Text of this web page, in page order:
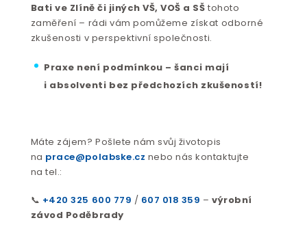
Bati ve Zlíně či jiných VŠ, VOŠ a SŠ tohoto
zaměření – rádi vám pomůžeme získat odborné
zkušenosti v perspektivní společnosti.
Praxe není podmínkou – šanci mají
i absolventi bez předchozích zkušeností!
Máte zájem? Pošlete nám svůj životopis
na prace@polabske.cz nebo nás kontaktujte
na tel.:
📞 +420 325 600 779 / 607 018 359 –výrobní
závod Poděbrady